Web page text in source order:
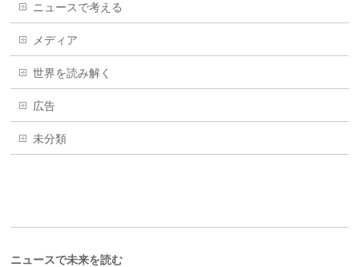
ニュースで考える
メディア
世界を読み解く
広告
未分類
ニュースで未来を読む